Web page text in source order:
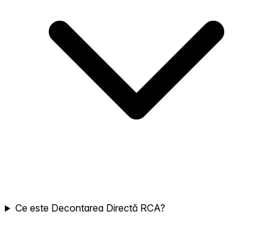
Ce este Decontarea Directă RCA?